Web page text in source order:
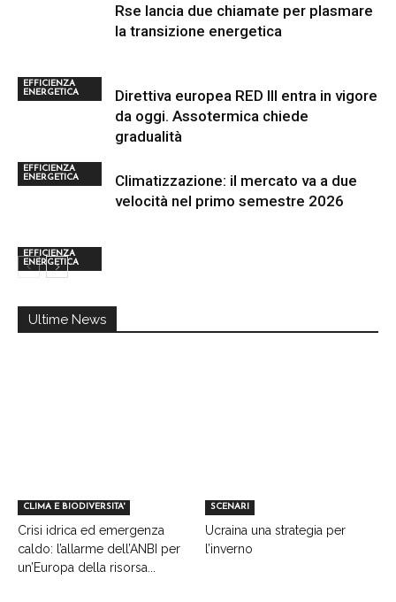
EFFICIENZA
ENERGETICA
Rse lancia due chiamate per plasmare
la transizione energetica
EFFICIENZA
ENERGETICA
Direttiva europea RED III entra in vigore
da oggi. Assotermica chiede
gradualità
EFFICIENZA
ENERGETICA
Climatizzazione: il mercato va a due
velocità nel primo semestre 2026
Ultime News
CLIMA E BIODIVERSITA'
Crisi idrica ed emergenza
caldo: l’allarme dell’ANBI per
un’Europa della risorsa...
SCENARI
Ucraina una strategia per
l’inverno